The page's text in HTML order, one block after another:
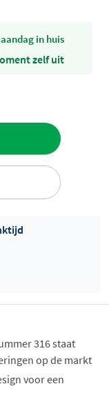
in huis
zelf uit
316 staat
op de markt
voor een